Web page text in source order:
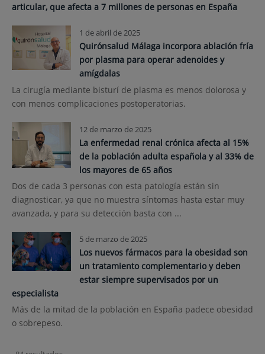
articular, que afecta a 7 millones de personas en España
1 de abril de 2025
Quirónsalud Málaga incorpora ablación fría
por plasma para operar adenoides y
amígdalas
La cirugía mediante bisturí de plasma es menos dolorosa y
con menos complicaciones postoperatorias.
12 de marzo de 2025
La enfermedad renal crónica afecta al 15%
de la población adulta española y al 33% de
los mayores de 65 años
Dos de cada 3 personas con esta patología están sin
diagnosticar, ya que no muestra síntomas hasta estar muy
avanzada, y para su detección basta con ...
5 de marzo de 2025
Los nuevos fármacos para la obesidad son
un tratamiento complementario y deben
estar siempre supervisados por un
especialista
Más de la mitad de la población en España padece obesidad
o sobrepeso.